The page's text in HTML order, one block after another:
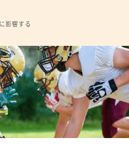
影響する